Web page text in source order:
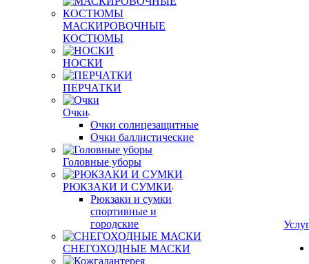
МАСКИРОВОЧНЫЕ
КОСТЮМЫ
НОСКИ
ПЕРЧАТКИ
Очки
Очки солнцезащитные
Очки баллистические
Головные уборы
РЮКЗАКИ И СУМКИ
Рюкзаки и сумки
спортивные и
городские
СНЕГОХОДНЫЕ МАСКИ